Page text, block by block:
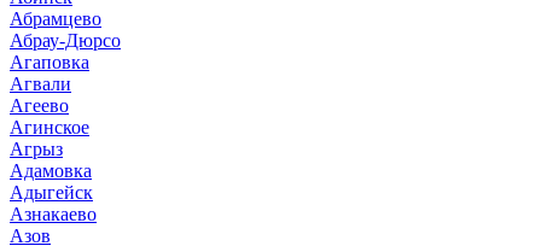
Абрамцево
Абрау-Дюрсо
Агаповка
Агвали
Агеево
Агинское
Агрыз
Адамовка
Адыгейск
Азнакаево
Азов